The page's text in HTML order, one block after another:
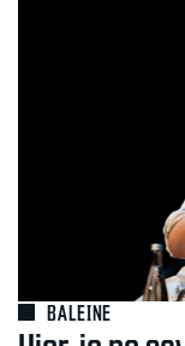
BALEINE